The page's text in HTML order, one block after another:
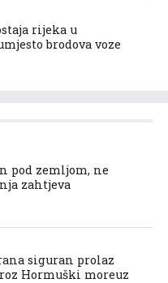
rijeka u
brodova voze
pod zemljom, ne
zahtjeva
siguran prolaz
Hormuški moreuz